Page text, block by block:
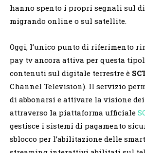
hanno spento i propri segnali sul
migrando online o sul satellite.
Oggi, l’unico punto di riferimento
pay tv ancora attiva per questa
contenuti sul digitale terrestre è
Channel Television). Il servizio
di abbonarsi e attivare la visione
attraverso la piattaforma ufficiale
gestisce i sistemi di pagamento
sblocco per l’abilitazione delle